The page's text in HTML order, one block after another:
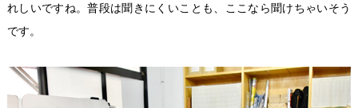
れしいですね。普段は聞きにくいことも、ここなら聞けちゃいそう
です。